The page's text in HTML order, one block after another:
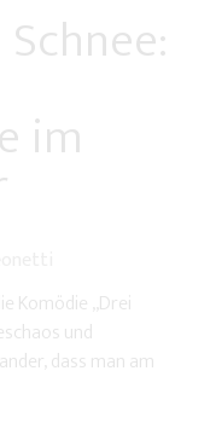
im
Komödie „Drei
und
dass man am